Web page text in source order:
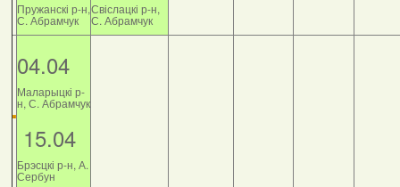
Пружанскі р-н,
С. Абрамчук
Свіслацкі р-н,
С. Абрамчук
04.04
Маларыцкі р-
н, С. Абрамчук
15.04
Брэсцкі р-н, А.
Сербун